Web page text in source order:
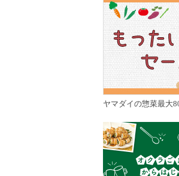
ヤマダイの惣菜最大